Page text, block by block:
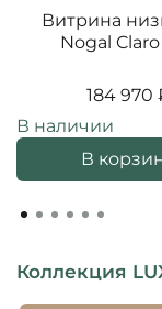
Витрина
Nogal
184 970
В наличии
В
Коллекция